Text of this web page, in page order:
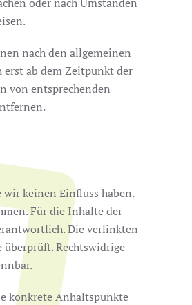
nach den allgemeinen
erst ab dem Zeitpunkt der
von entsprechenden
keinen Einfluss haben.
Für die Inhalte der
Die verlinkten
Rechtswidrige
konkrete Anhaltspunkte